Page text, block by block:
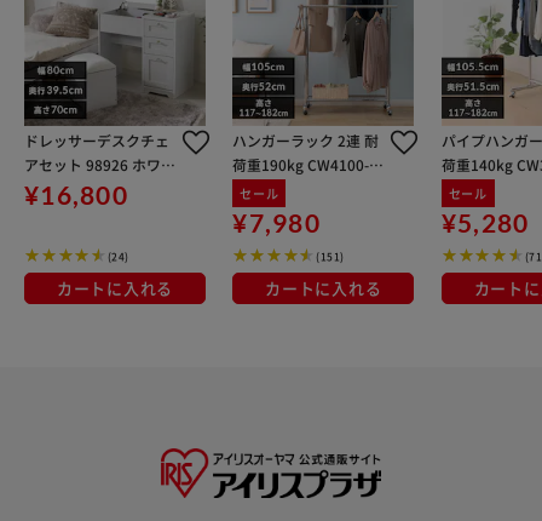
ドレッサーデスクチェ
アセット 98926 ホワイ
ト
¥16,800
(24)
カートに入れる
ハンガーラック 2連 耐
荷重190kg CW4100-T
1 パイプハンガー シル
バー
セール
¥7,980
(151)
カートに入れる
パイプハンガ
荷重140kg
5 シルバー
セール
¥5,280
カート